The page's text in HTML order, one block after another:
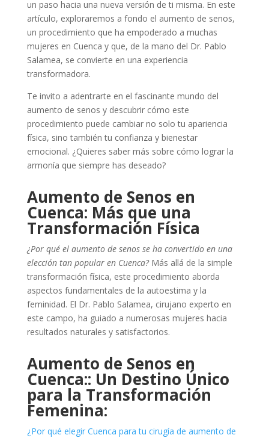
un paso hacia una nueva versión de ti misma. En este
artículo, exploraremos a fondo el aumento de senos,
un procedimiento que ha empoderado a muchas
mujeres en Cuenca y que, de la mano del Dr. Pablo
Salamea, se convierte en una experiencia
transformadora.
Te invito a adentrarte en el fascinante mundo del
aumento de senos y descubrir cómo este
procedimiento puede cambiar no solo tu apariencia
física, sino también tu confianza y bienestar
emocional. ¿Quieres saber más sobre cómo lograr la
armonía que siempre has deseado?
Aumento de Senos en
Cuenca: Más que una
Transformación Física
¿Por qué el aumento de senos se ha convertido en una
elección tan popular en Cuenca?Más allá de la simple
transformación física, este procedimiento aborda
aspectos fundamentales de la autoestima y la
feminidad. El Dr. Pablo Salamea, cirujano experto en
este campo, ha guiado a numerosas mujeres hacia
resultados naturales y satisfactorios.
Aumento de Senos en
Cuenca:: Un Destino Único
para la Transformación
Femenina:
¿Por qué elegir Cuenca para tu cirugía de aumento de